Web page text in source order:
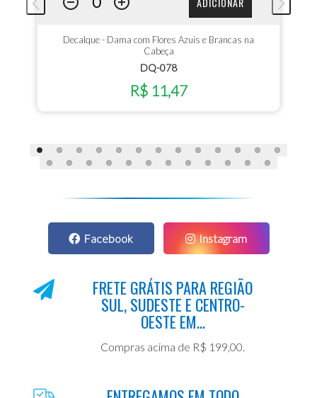
Decalque - Dama com Flores Azuis e Brancas na
Cabeça
DQ-078
R$ 11,47
Facebook Instagram
FRETE GRÁTIS PARA REGIÃO
SUL, SUDESTE E CENTRO-
OESTE EM...
Compras acima de R$ 199,00.